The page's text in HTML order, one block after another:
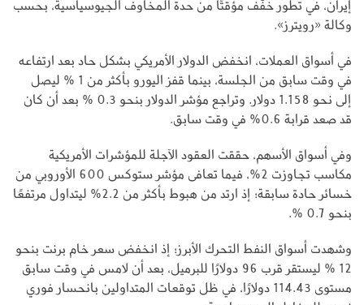
إيران، في تطور خفّف مؤقتًا من حدة المخاوف الجيوسياسية، بحسب
وكالة «رويترز».
في أسواق العملات، انخفض الدولار الأمريكي بشكل حاد بعد ارتفاعه
في وقت سابق من الجلسة، بينما قفز اليورو بأكثر من 1 % ليصل
إلى نحو 1.158 دولار. وتراجع مؤشر الدولار بنحو 0.3 % بعد أن كان
قد صعد قرابة 0.6% في وقت سابق.
وفي أسواق الأسهم، حققت العقود الآجلة للمؤشرات الأمريكية
مكاسب تجاوزت 2%، فيما تعافى مؤشر ستوكس 600 الأوروبي من
خسائر حادة سابقة؛ إذ ارتد من هبوط بأكثر من 2.2% ليتداول مرتفعًا
بنحو 0.7 %.
وشهدت أسواق النفط التحرك الأبرز؛ إذ انخفض سعر خام برنت بنحو
12 % ليستقر قرب 96 دولارًا للبرميل، بعد أن لامس في وقت سابق
مستوى 114.43 دولارًا، في ظل توقعات المتداولين بانحسار فوري